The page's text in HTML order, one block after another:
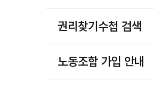
권리찾기수첩 검색
노동조합 가입 안내